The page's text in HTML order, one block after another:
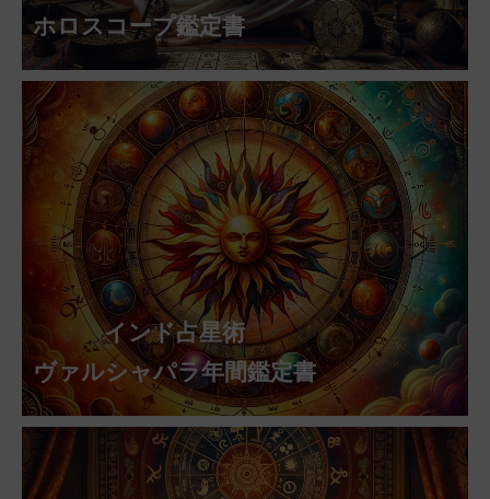
ホロスコープ鑑定書
インド占星術
ヴァルシャパラ年間鑑定書